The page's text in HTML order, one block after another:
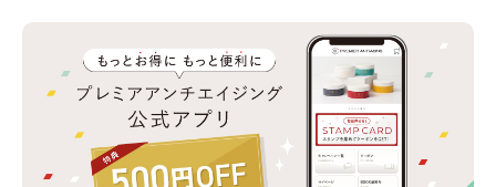
ベストコスメ受賞履歴